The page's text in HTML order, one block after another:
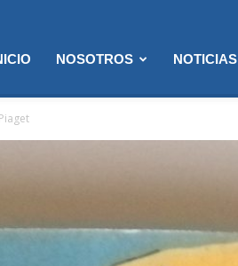
NOSOTROS NOTICIAS